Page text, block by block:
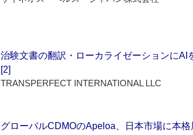
治験文書の翻訳・ローカライゼーションにAI
[2]
TRANSPERFECT INTERNATIONAL LLC
グローバルCDMOのApeloa、日本市場に本